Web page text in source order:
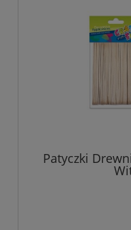
Patyczki